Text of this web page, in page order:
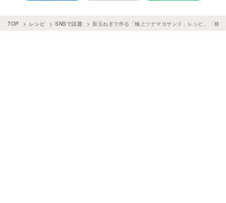
TOP レシピ SNSで話題 新玉ねぎで作る「極上ツナマヨサンド」レシピ。「格